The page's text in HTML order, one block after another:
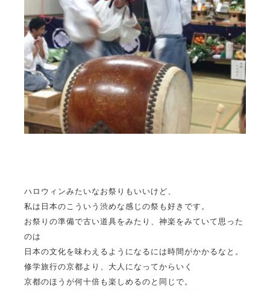
ハロウィンみたいなお祭りもいいけど、
私は日本のこういう渋めな感じの祭も好きです。
お祭りの準備で古い道具をみたり、神楽をみていて思った
のは
日本の文化を味わえるようになるには時間がかかるなと。
修学旅行の京都より、大人になってからいく
京都のほうが何十倍も楽しめるのと同じで。